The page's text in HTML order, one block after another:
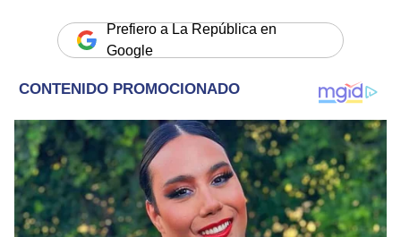
Prefiero a La República en
Google